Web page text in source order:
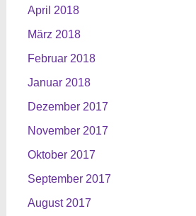
April 2018
März 2018
Februar 2018
Januar 2018
Dezember 2017
November 2017
Oktober 2017
September 2017
August 2017